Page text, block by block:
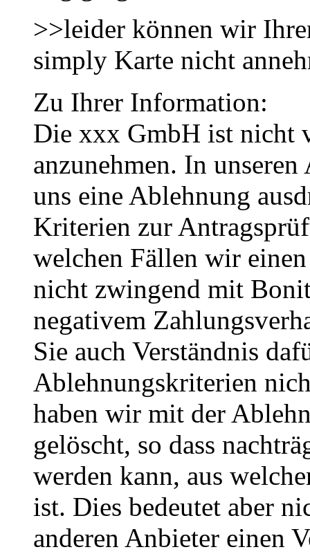
>>leider können wir
simply Karte nicht
Zu Ihrer Information:
Die xxx GmbH ist nicht
anzunehmen. In
uns eine Ablehnung
Kriterien zur
welchen Fällen wir
nicht zwingend mit
negativem
Sie auch Verständnis
Ablehnungskriterien
haben wir mit der
gelöscht, so dass
werden kann, aus
ist. Dies bedeutet aber
anderen Anbieter einen